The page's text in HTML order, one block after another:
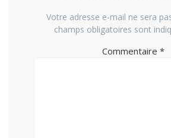
Votre adresse e-mail ne sera
champs obligatoires sont
Commentaire *